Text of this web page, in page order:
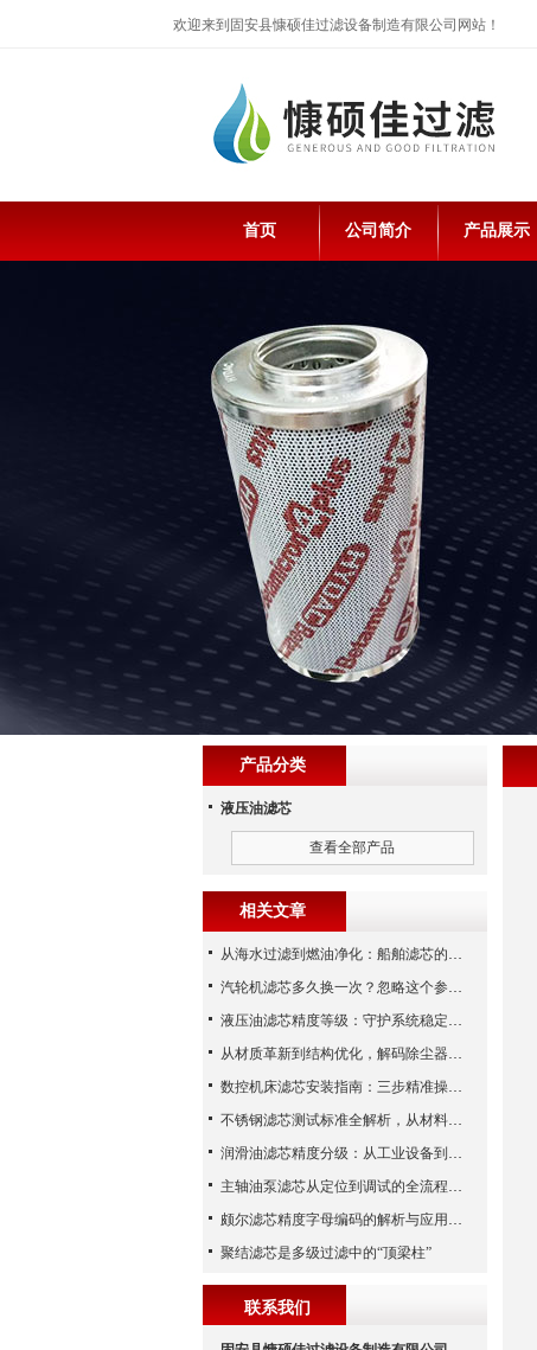
欢迎来到固安县慷硕佳过滤设备制造有限公司网站！
首页 公司简介 产品展示
产品分类
液压油滤芯
查看全部产品
相关文章
从海水过滤到燃油净化：船舶滤芯的多场景应用解析
汽轮机滤芯多久换一次？忽略这个参数，机组非停损失可能上百万！
液压油滤芯精度等级：守护系统稳定与寿命的“微米标尺”
从材质革新到结构优化，解码除尘器滤芯性能跃升的核心逻辑
数控机床滤芯安装指南：三步精准操作，杜绝设备“亚健康”
不锈钢滤芯测试标准全解析，从材料性能到应用场景的严苛验证
润滑油滤芯精度分级：从工业设备到精密系统的过滤密码
主轴油泵滤芯从定位到调试的全流程解析
颇尔滤芯精度字母编码的解析与应用指南
聚结滤芯是多级过滤中的“顶梁柱”
联系我们